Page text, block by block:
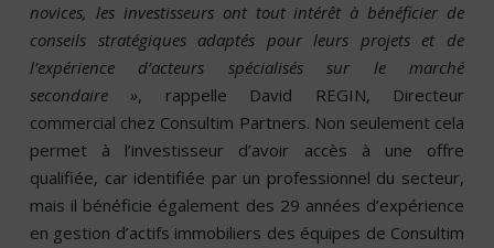
novices, les investisseurs ont tout intérêt à bénéficier de
conseils stratégiques adaptés pour leurs projets et de
l’expérience d’acteurs spécialisés sur le marché
secondaire », rappelle David REGIN, Directeur
commercial chez Consultim Partners. Non seulement cela
permet à l’investisseur d’avoir accès à une offre
qualifiée, car identifiée par un professionnel du secteur,
mais il bénéficie également des 29 années d’expérience
en gestion d’actifs immobiliers des équipes de Consultim